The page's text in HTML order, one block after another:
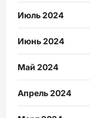
Июль 2024
Июнь 2024
Май 2024
Апрель 2024